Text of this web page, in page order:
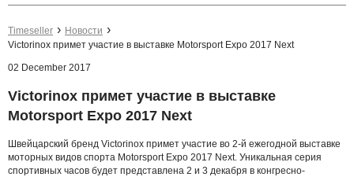
Timeseller
Новости
Victorinox примет участие в выставке Motorsport Expo 2017 Next
02 December 2017
Victorinox примет участие в выставке
Motorsport Expo 2017 Next
Швейцарский бренд Victorinox примет участие во 2-й ежегодной выставке
моторных видов спорта Motorsport Expo 2017 Next. Уникальная серия
спортивных часов будет представлена 2 и 3 декабря в конгресно-